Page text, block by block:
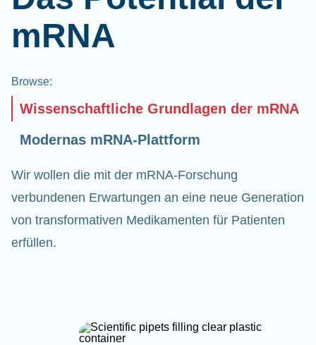
mRNA
Browse:
Wissenschaftliche Grundlagen der mRNA
Modernas mRNA-Plattform
Wir wollen die mit der mRNA-Forschung
verbundenen Erwartungen an eine neue Generation
von transformativen Medikamenten für Patienten
erfüllen.